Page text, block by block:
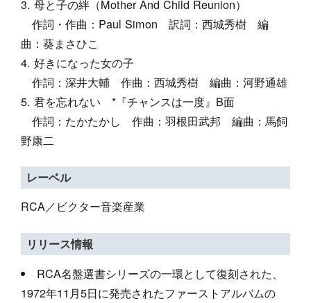
母と子の絆（Mother And Child Reunion）
作詞・作曲：Paul Simon 訳詞：西城秀樹 編
曲：葵まさひこ
好きになった女の子
作詞：深井大輔 作曲：西城秀樹 編曲：河野通雄
君を忘れない *『チャンスは一度』B面
作詞：たかたかし 作曲：羽根田武邦 編曲：馬飼
野康二
レーベル
RCA／ビクター音楽産業
リリース情報
RCA名盤選書シリーズの一環として復刻された、
1972年11月5日に発売されたファーストアルバムの